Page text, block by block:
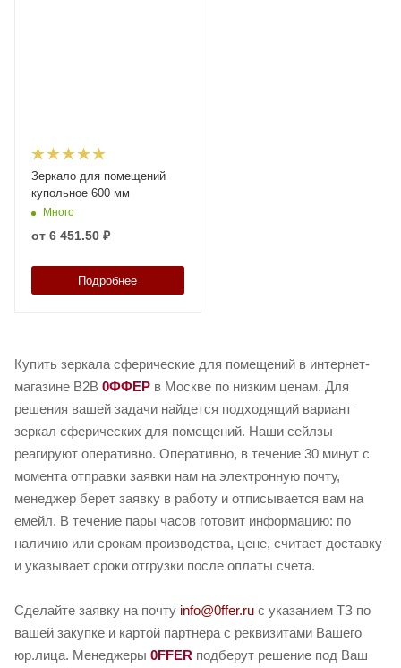
Зеркало для помещений
купольное 600 мм
Много
от 6 451.50 ₽
Подробнее
Купить зеркала сферические для помещений в интернет-
магазине B2B 0ФФЕР в Москве по низким ценам. Для
решения вашей задачи найдется подходящий вариант
зеркал сферических для помещений. Наши сейлзы
реагируют оперативно. Оперативно, в течение 30 минут с
момента отправки заявки нам на электронную почту,
менеджер берет заявку в работу и отписывается вам на
емейл. В течение пары часов готовит информацию: по
наличию или срокам производства, цене, считает доставку
и указывает сроки отгрузки после оплаты счета.
Сделайте заявку на почту info@0ffer.ru с указанием ТЗ по
вашей закупке и картой партнера с реквизитами Вашего
юр.лица. Менеджеры 0FFER подберут решение под Ваш